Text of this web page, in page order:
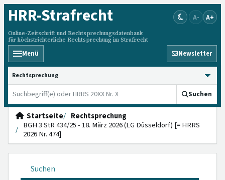
HRR-Strafrecht
Online-Zeitschrift und Rechtsprechungsdatenbank
für höchstrichterliche Rechtsprechung im Strafrecht
A- A+
Menü Newsletter
HRRS durchsuchen
Suchen
Startseite
Rechtsprechung
BGH 3 StR 434/25 - 18. März 2026 (LG Düsseldorf) [= HRRS
2026 Nr. 474]
Suchen